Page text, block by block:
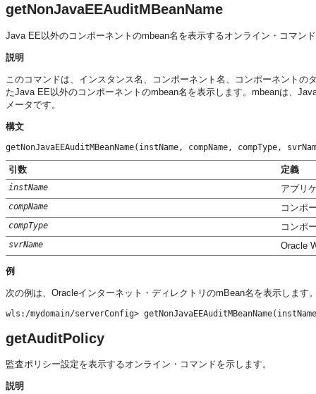
getNonJavaEEAuditMBeanName
Java EE以外のコンポーネントのmbean名を表示するオンライン・コマン
説明
このコマンドは、インスタンス名、コンポーネント名、コンポーネント
たJava EE以外のコンポーネントのmbean名を表示します。mbeanは、
メータです。
構文
getNonJavaEEAuditMBeanName(instName, compName, compType,
引数 定義
instName アプリ
compName コンポ
compType コンポ
svrName Oracle
例
次の例は、Oracleインターネット・ディレクトリのmBean名を表示します
wls:/mydomain/serverConfig>
getAuditPolicy
監査ポリシー設定を表示するオンライン・コマンドを示します。
説明